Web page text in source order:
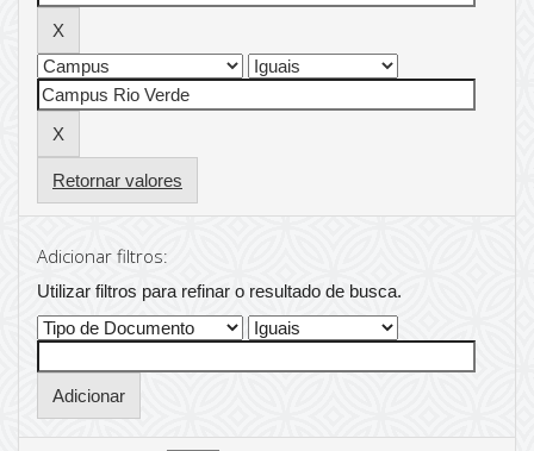
Retornar valores
Adicionar filtros:
Utilizar filtros para refinar o resultado de busca.